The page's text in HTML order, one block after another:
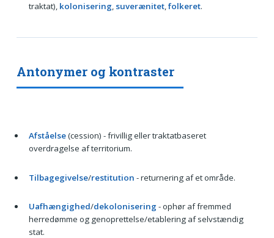
traktat), kolonisering, suverænitet,folkeret.
Antonymer og kontraster
Afståelse(cession) - frivillig eller traktatbaseret
overdragelse af territorium.
Tilbagegivelse/restitution - returnering af et område.
Uafhængighed/dekolonisering - ophør af fremmed
herredømme og genoprettelse/etablering af selvstændig
stat.